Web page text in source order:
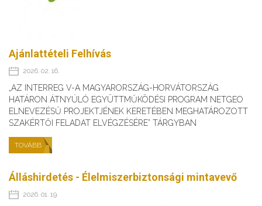
Ajánlattételi Felhívás
2026. 02. 16.
„AZ INTERREG V-A MAGYARORSZÁG-HORVÁTORSZÁG
HATÁRON ÁTNYÚLÓ EGYÜTTMŰKÖDÉSI PROGRAM NETGEO
ELNEVEZÉSŰ PROJEKTJÉNEK KERETÉBEN MEGHATÁROZOTT
SZAKÉRTŐI FELADAT ELVÉGZÉSÉRE” TÁRGYBAN
TOVÁBB
Álláshirdetés - Élelmiszerbiztonsági mintavevő
2026. 01. 19.